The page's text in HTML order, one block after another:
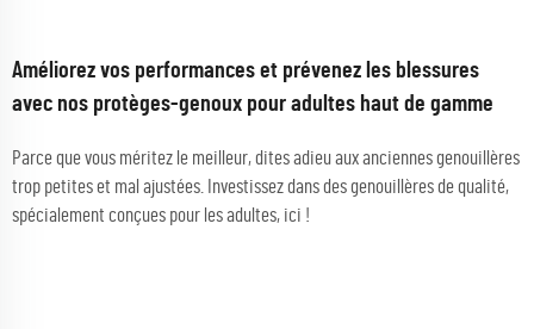
Améliorez vos performances et prévenez les blessures
avec nos protèges-genoux pour adultes haut de gamme
Parce que vous méritez le meilleur, dites adieu aux anciennes genouillères
trop petites et mal ajustées. Investissez dans des genouillères de qualité,
spécialement conçues pour les adultes, ici !